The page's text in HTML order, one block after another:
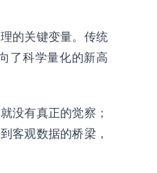
的关键变量。传统
了科学量化的新高
没有真正的觉察；
客观数据的桥梁，